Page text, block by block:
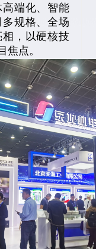
端化、智能
规格、全场
，以硬核技
焦点。